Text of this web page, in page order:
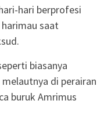
hari berprofesi
saat
biasanya
di perairan
buruk Amrimus